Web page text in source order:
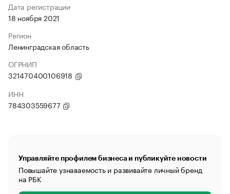
Дата регистрации
18 ноября 2021
Регион
Ленинградская область
ОГРНИП
321470400106918
ИНН
784303559677
Управляйте профилем бизнеса и публикуйте новости
Повышайте узнаваемость и развивайте личный бренд
на РБК